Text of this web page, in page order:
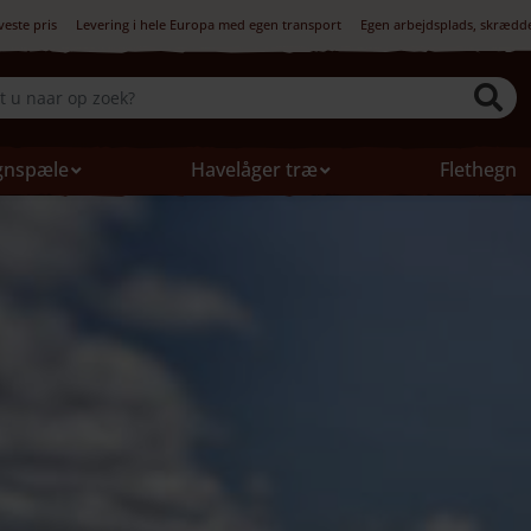
pris Levering i hele Europa med egen transport Egen arbejdsplads,
Havelåger træ
Flethegn